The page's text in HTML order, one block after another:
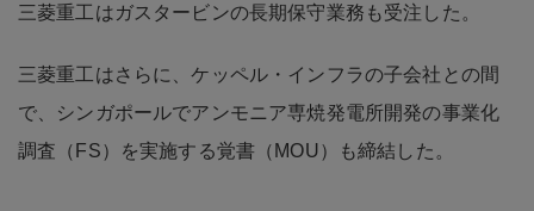
三菱重工はガスタービンの長期保守業務も受注した。
三菱重工はさらに、ケッペル・インフラの子会社との間
で、シンガポールでアンモニア専焼発電所開発の事業化
調査（FS）を実施する覚書（MOU）も締結した。